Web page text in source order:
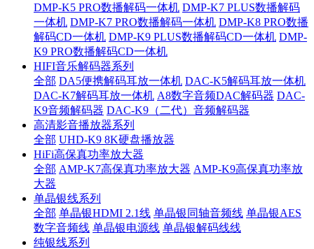
DMP-K5 PRO数播解码一体机 DMP-K7 PLUS数播解码
一体机 DMP-K7 PRO数播解码一体机 DMP-K8 PRO数播
解码CD一体机 DMP-K9 PLUS数播解码CD一体机 DMP-
K9 PRO数播解码CD一体机
HIFI音乐解码器系列
全部 DA5便携解码耳放一体机 DAC-K5解码耳放一体机
DAC-K7解码耳放一体机 A8数字音频DAC解码器 DAC-
K9音频解码器 DAC-K9（二代）音频解码器
高清影音播放器系列
全部 UHD-K9 8K硬盘播放器
HiFi高保真功率放大器
全部 AMP-K7高保真功率放大器 AMP-K9高保真功率放
大器
单晶银线系列
全部 单晶银HDMI 2.1线 单晶银同轴音频线 单晶银AES
数字音频线 单晶银电源线 单晶银解码线线
纯银线系列